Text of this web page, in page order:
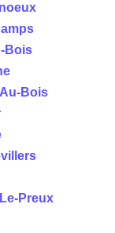
Bois
Bois
Preux